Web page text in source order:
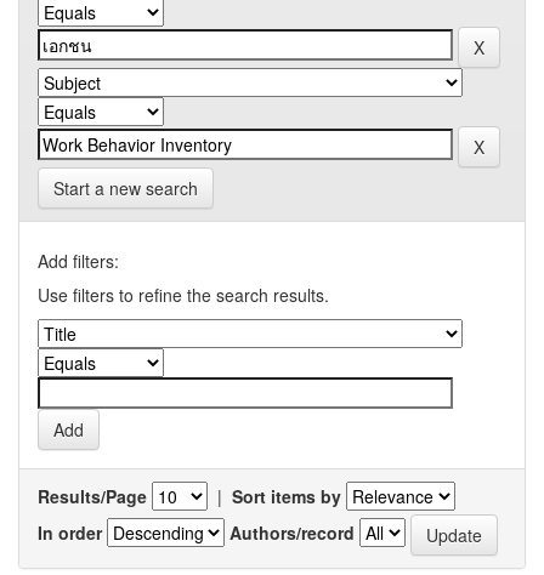
Start a new search
Add filters:
Use filters to refine the search results.
Results/Page | Sort items by
In order
Authors/record